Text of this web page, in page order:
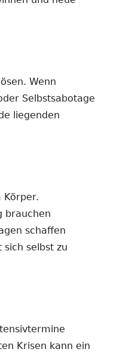
Wenn
Selbstsabotage
liegenden
Körper.
brauchen
schaffen
selbst zu
Krisen kann ein